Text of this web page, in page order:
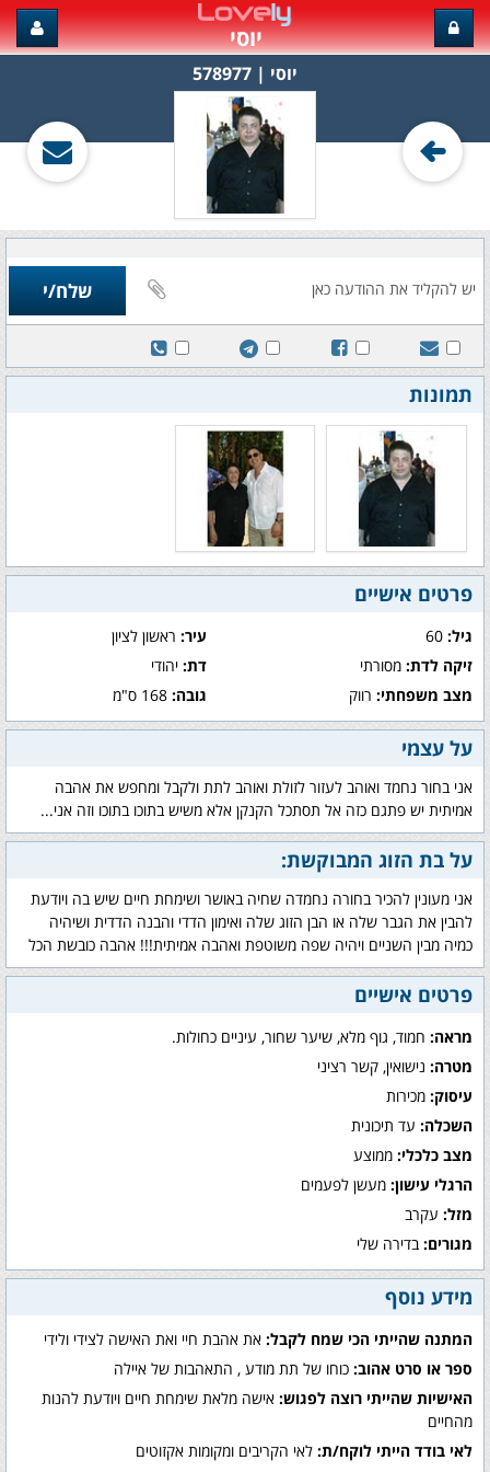
יוסי
יוסי‏ | 578977
תמונות
פרטים אישיים
גיל: עיר:ראשון לציון
זיקה לדת: מסורתי דת:יהודי
מצב משפחתי: רווק גובה:168 ס"מ
על עצמי
אני בחור נחמד ואוהב לעזור לזולת ואוהב לתת ולקבל ומחפש את אהבה
אמיתית יש פתגם כזה אל תסתכל הקנקן אלא משיש בתוכו בתוכו וזה אני...
על בת הזוג המבוקשת:
אני מעונין להכיר בחורה נחמדה שחיה באושר ושימחת חיים שיש בה ויודעת
להבין את הגבר שלה או הבן הזוג שלה ואימון הדדי והבנה הדדית ושיהיה
כמיה מבין השניים ויהיה שפה משוטפת ואהבה אמיתית!!! אהבה כובשת הכל
פרטים אישיים
מראה: חמוד, גוף מלא, שיער שחור, עיניים כחולות.
מטרה: נישואין, קשר רציני
עיסוק: מכירות
השכלה: עד תיכונית
מצב כלכלי: ממוצע
הרגלי עישון: מעשן לפעמים
מזל: עקרב
מגורים: בדירה שלי
מידע נוסף
המתנה שהייתי הכי שמח לקבל: את אהבת חיי ואת האישה לצידי ולידי
ספר או סרט אהוב: כוחו של תת מודע , התאהבות של איילה
האישיות שהייתי רוצה לפגוש: אישה מלאת שימחת חיים ויודעת להנות
מהחיים
לאי בודד הייתי לוקח/ת: לאי הקריבים ומקומות אקזוטים